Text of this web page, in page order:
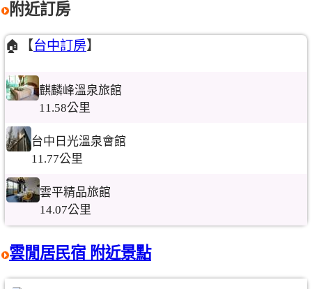
附近訂房
🏠【台中訂房】
麒麟峰溫泉旅館
11.58公里
台中日光溫泉會館
11.77公里
雲平精品旅館
14.07公里
雲閒居民宿 附近景點